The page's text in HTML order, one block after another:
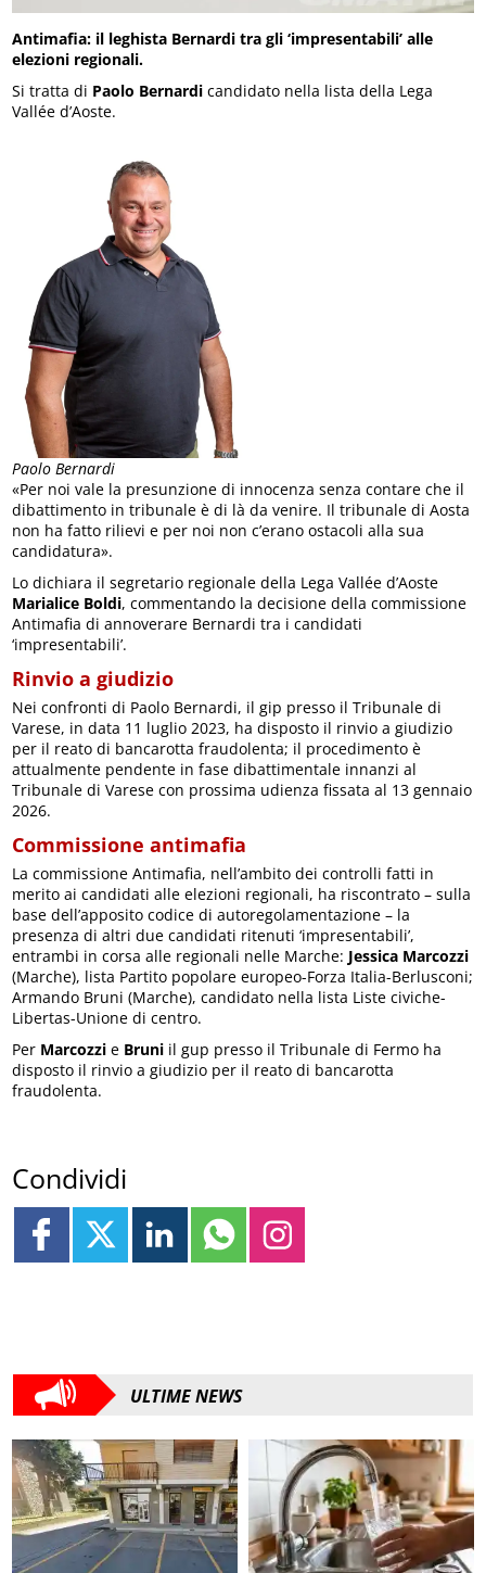
Antimafia: il leghista Bernardi tra gli ‘impresentabili’ alle
elezioni regionali.
Si tratta di Paolo Bernardi candidato nella lista della Lega
Vallée d’Aoste.
Paolo Bernardi
«Per noi vale la presunzione di innocenza senza contare che il
dibattimento in tribunale è di là da venire. Il tribunale di Aosta
non ha fatto rilievi e per noi non c’erano ostacoli alla sua
candidatura».
Lo dichiara il segretario regionale della Lega Vallée d’Aoste
Marialice Boldi, commentando la decisione della commissione
Antimafia di annoverare Bernardi tra i candidati
‘impresentabili’.
Rinvio a giudizio
Nei confronti di Paolo Bernardi, il gip presso il Tribunale di
Varese, in data 11 luglio 2023, ha disposto il rinvio a giudizio
per il reato di bancarotta fraudolenta; il procedimento è
attualmente pendente in fase dibattimentale innanzi al
Tribunale di Varese con prossima udienza fissata al 13 gennaio
2026.
Commissione antimafia
La commissione Antimafia, nell’ambito dei controlli fatti in
merito ai candidati alle elezioni regionali, ha riscontrato – sulla
base dell’apposito codice di autoregolamentazione – la
presenza di altri due candidati ritenuti ‘impresentabili’,
entrambi in corsa alle regionali nelle Marche: Jessica Marcozzi
(Marche), lista Partito popolare europeo-Forza Italia-Berlusconi;
Armando Bruni (Marche), candidato nella lista Liste civiche-
Libertas-Unione di centro.
Per Marcozzi e Bruni il gup presso il Tribunale di Fermo ha
disposto il rinvio a giudizio per il reato di bancarotta
fraudolenta.
Condividi
ULTIME NEWS